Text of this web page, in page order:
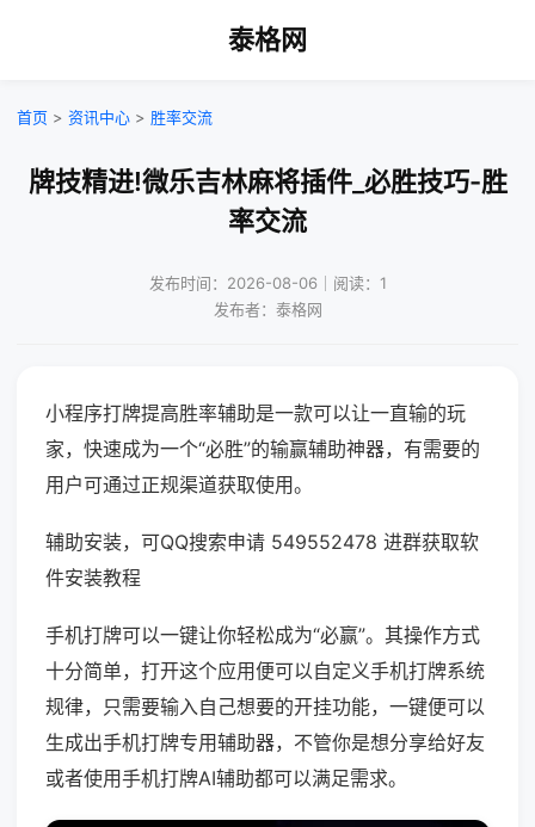
泰格网
首页 > 资讯中心 > 胜率交流
牌技精进!微乐吉林麻将插件_必胜技巧-胜
率交流
发布时间：2026-08-06｜阅读：1
发布者：泰格网
小程序打牌提高胜率辅助是一款可以让一直输的玩
家，快速成为一个“必胜”的输赢辅助神器，有需要的
用户可通过正规渠道获取使用。
辅助安装，可QQ搜索申请 549552478 进群获取软
件安装教程
手机打牌可以一键让你轻松成为“必赢”。其操作方式
十分简单，打开这个应用便可以自定义手机打牌系统
规律，只需要输入自己想要的开挂功能，一键便可以
生成出手机打牌专用辅助器，不管你是想分享给好友
或者使用手机打牌AI辅助都可以满足需求。